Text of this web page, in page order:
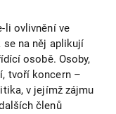
li ovlivnění ve
na něj aplikují
osobě. Osoby,
tvoří koncern –
v jejímž zájmu
členů